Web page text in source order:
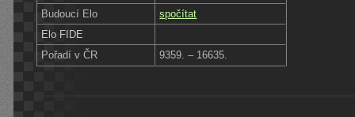
Budoucí Elo
spočítat
Elo FIDE
Pořadí v ČR
9359. – 16635.